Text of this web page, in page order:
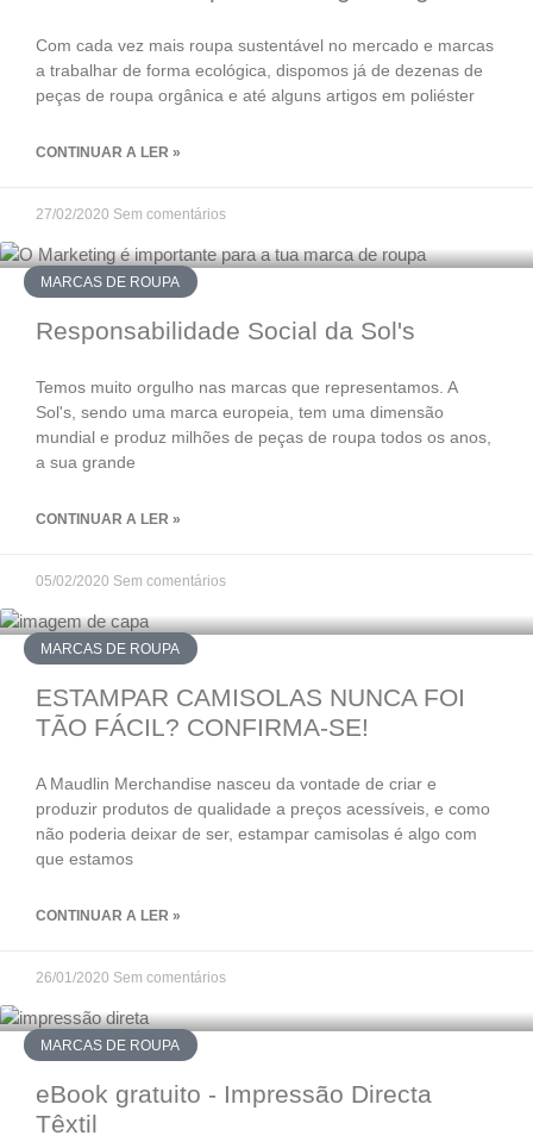
Com cada vez mais roupa sustentável no mercado e marcas
a trabalhar de forma ecológica, dispomos já de dezenas de
peças de roupa orgânica e até alguns artigos em poliéster
CONTINUAR A LER »
27/02/2020 Sem comentários
MARCAS DE ROUPA
Responsabilidade Social da Sol's
Temos muito orgulho nas marcas que representamos. A
Sol's, sendo uma marca europeia, tem uma dimensão
mundial e produz milhões de peças de roupa todos os anos,
a sua grande
CONTINUAR A LER »
05/02/2020 Sem comentários
MARCAS DE ROUPA
ESTAMPAR CAMISOLAS NUNCA FOI
TÃO FÁCIL? CONFIRMA-SE!
A Maudlin Merchandise nasceu da vontade de criar e
produzir produtos de qualidade a preços acessíveis, e como
não poderia deixar de ser, estampar camisolas é algo com
que estamos
CONTINUAR A LER »
26/01/2020 Sem comentários
MARCAS DE ROUPA
eBook gratuito - Impressão Directa
Têxtil